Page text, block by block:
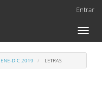
Entrar
Toggle
DIC 2019 LETRAS